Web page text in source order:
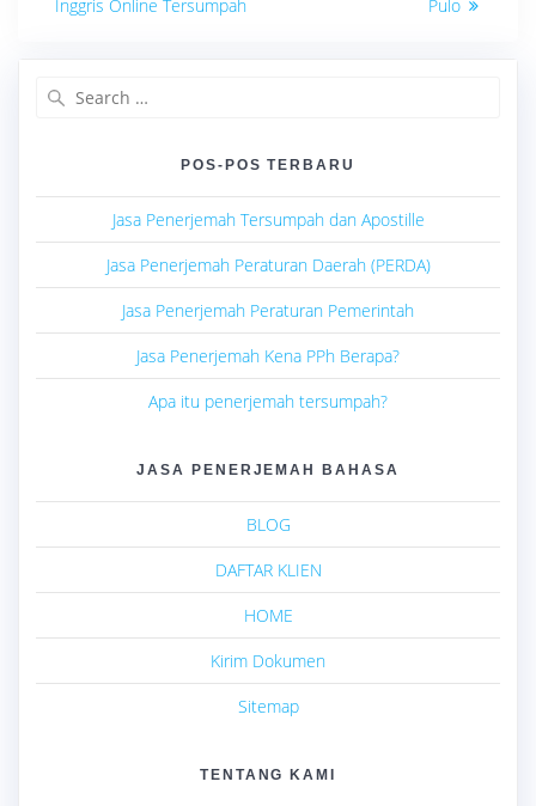
Inggris Online Tersumpah
Pulo
POS-POS TERBARU
Jasa Penerjemah Tersumpah dan Apostille
Jasa Penerjemah Peraturan Daerah (PERDA)
Jasa Penerjemah Peraturan Pemerintah
Jasa Penerjemah Kena PPh Berapa?
Apa itu penerjemah tersumpah?
JASA PENERJEMAH BAHASA
BLOG
DAFTAR KLIEN
HOME
Kirim Dokumen
Sitemap
TENTANG KAMI